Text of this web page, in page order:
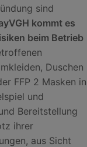
sind
kommt es
beim Betrieb
Duschen
FFP 2 Masken in
und
Bereitstellung
ihrer
aus Sicht